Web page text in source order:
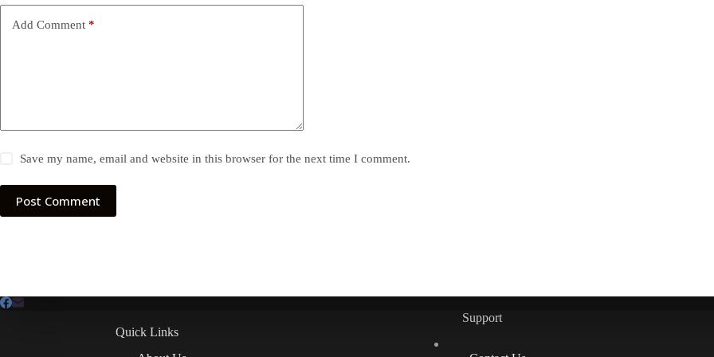
Add Comment *
Save my name, email and website in this browser for the next time I comment.
Post Comment
Quick Links
Support